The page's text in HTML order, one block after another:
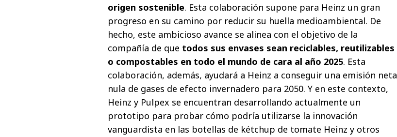
origen sostenible. Esta colaboración supone para Heinz un gran
progreso en su camino por reducir su huella medioambiental. De
hecho, este ambicioso avance se alinea con el objetivo de la
compañía de que todos sus envases sean reciclables, reutilizables
o compostables en todo el mundo de cara al año 2025. Esta
colaboración, además, ayudará a Heinz a conseguir una emisión neta
nula de gases de efecto invernadero para 2050. Y en este contexto,
Heinz y Pulpex se encuentran desarrollando actualmente un
prototipo para probar cómo podría utilizarse la innovación
vanguardista en las botellas de kétchup de tomate Heinz y otros